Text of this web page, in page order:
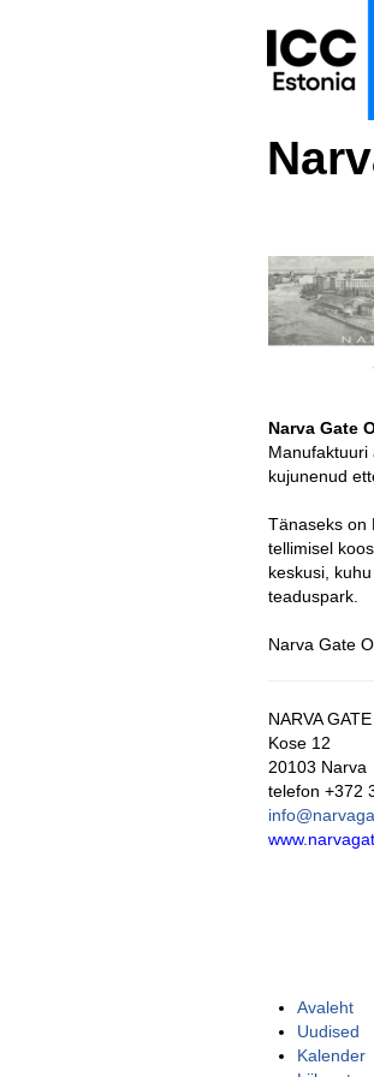
Narva Gate
Manufaktuuri
kujunenud
Tänaseks on
tellimisel
keskusi,
teaduspark.
Narva Gate
NARVA
Kose 12
20103 Narva
telefon +372
Avaleht
Uudised
Kalender